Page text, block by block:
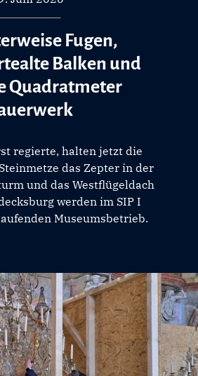
Fugen,
Balken und
Quadratmeter
regierte, halten jetzt die
das Zepter in der
und das Westflügeldach
werden im SIP I
Museumsbetrieb.